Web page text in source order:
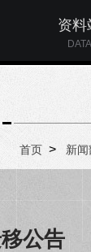
资料
DATA
首页 > 新闻
公告